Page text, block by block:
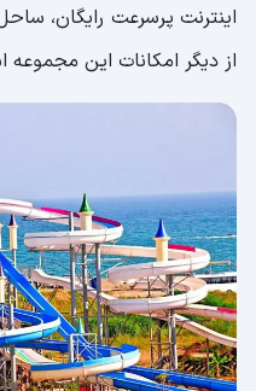
اینترنت پرسرعت رایگان،
از دیگر امکانات این